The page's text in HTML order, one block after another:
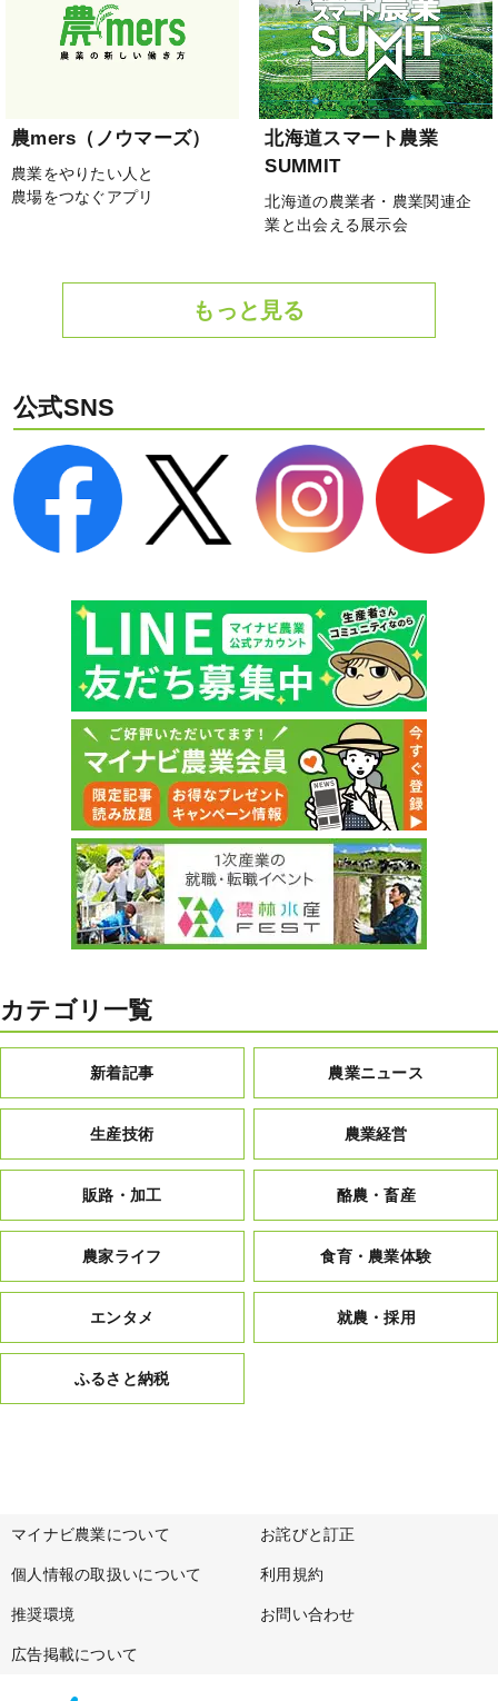
農mers（ノウマーズ）
農業をやりたい人と
農場をつなぐアプリ
北海道スマート農業
SUMMIT
北海道の農業者・農業関連企
業と出会える展示会
もっと見る
公式SNS
カテゴリ一覧
新着記事 農業ニュース
生産技術 農業経営
販路・加工 酪農・畜産
農家ライフ 食育・農業体験
エンタメ 就農・採用
ふるさと納税
マイナビ農業について お詫びと訂正
個人情報の取扱いについて 利用規約
推奨環境 お問い合わせ
広告掲載について